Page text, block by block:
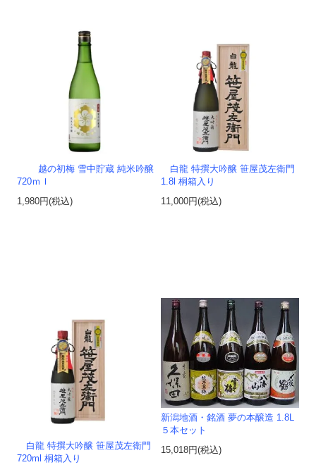
越の初梅 雪中貯蔵 純米吟醸
720ｍｌ
1,980円(税込)
白龍 特撰大吟醸 笹屋茂左衛門
1.8l 桐箱入り
11,000円(税込)
白龍 特撰大吟醸 笹屋茂左衛門
720ml 桐箱入り
新潟地酒・銘酒 夢の本醸造 1.8L
５本セット
15,018円(税込)